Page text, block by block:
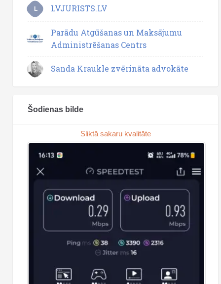
L LVJURISTS.LV
Parādu Atgūšanas un Maksājumu
Administrēšanas Centrs
Sanda Kraukle zvērināta advokāte
Šodienas bilde
Sliktā sakaru kvalitāte